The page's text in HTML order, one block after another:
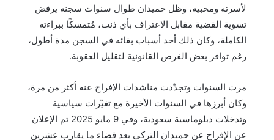
لأسرته ومحبيه، وظل حميدان طوال سنوات سجنه يرفض
تسوية القضية مقابل الاعتراف بأي ذنب، مُتمسكًا ببراءته
الكاملة، وكان ذلك أحد أسباب بقائه في السجن مدة أطول،
رغم توافر بعض الفرص القانونية لتقليل العقوبة.
مرت السنوات وتجدّدت مناشدات الإفراج عنه أكثر من مرة،
وكان أبرزها في السنوات الأخيرة مع تغيّرات سياسية
وتدخلات دبلوماسية سعودية، وفي 9 مايو 2025 تم الإعلان
عن الإفراج عن حميدان التركي بعد قضاء ما يقارب عشرين